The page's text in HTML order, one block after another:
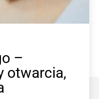
–
otwarcia,